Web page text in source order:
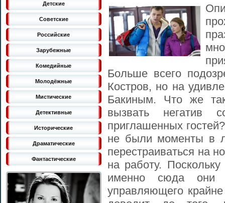
Детские
Советские
Российские
Зарубежные
Комедийные
Молодёжные
Мистические
Детективные
Исторические
Драматические
Фантастические
Больше всего
Костров, но на
Бакиным. Что же
вызвать негатив
приглашенных
не были моменты в
перестраиваться на
на работу.
именно сюда они
управляющего